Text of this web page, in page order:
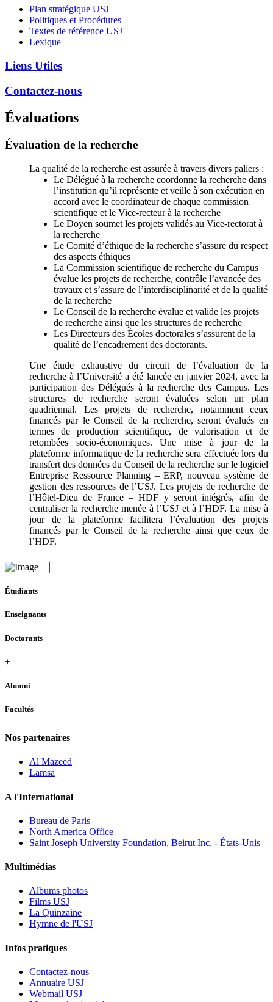
Plan stratégique USJ
Politiques et Procédures
Textes de référence USJ
Lexique
Liens Utiles
Contactez-nous
Évaluations
Évaluation de la recherche
La qualité de la recherche est assurée à travers divers paliers :
Le Délégué à la recherche coordonne la recherche dans
l’institution qu’il représente et veille à son exécution en
accord avec le coordinateur de chaque commission
scientifique et le Vice-recteur à la recherche
Le Doyen soumet les projets validés au Vice-rectorat à
la recherche
Le Comité d’éthique de la recherche s’assure du respect
des aspects éthiques
La Commission scientifique de recherche du Campus
évalue les projets de recherche, contrôle l’avancée des
travaux et s’assure de l’interdisciplinarité et de la qualité
de la recherche
Le Conseil de la recherche évalue et valide les projets
de recherche ainsi que les structures de recherche
Les Directeurs des Écoles doctorales s’assurent de la
qualité de l’encadrement des doctorants.
Une étude exhaustive du circuit de l’évaluation de la
recherche à l’Université a été lancée en janvier 2024, avec la
participation des Délégués à la recherche des Campus. Les
structures de recherche seront évaluées selon un plan
quadriennal. Les projets de recherche, notamment ceux
financés par le Conseil de la recherche, seront évalués en
termes de production scientifique, de valorisation et de
retombées socio-économiques. Une mise à jour de la
plateforme informatique de la recherche sera effectuée lors du
transfert des données du Conseil de la recherche sur le logiciel
Entreprise Ressource Planning – ERP, nouveau système de
gestion des ressources de l’USJ. Les projets de recherche de
l’Hôtel-Dieu de France – HDF y seront intégrés, afin de
centraliser la recherche menée à l’USJ et à l’HDF. La mise à
jour de la plateforme facilitera l’évaluation des projets
financés par le Conseil de la recherche ainsi que ceux de
l’HDF.
Étudiants
Enseignants
Doctorants
+
Alumni
Facultés
Nos partenaires
Al Mazeed
Lamsa
A l'International
Bureau de Paris
North America Office
Saint Joseph University Foundation, Beirut Inc. - États-Unis
Multimédias
Albums photos
Films USJ
La Quinzaine
Hymne de l'USJ
Infos pratiques
Contactez-nous
Annuaire USJ
Webmail USJ